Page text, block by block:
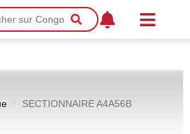
SECTIONNAIRE A4A56B